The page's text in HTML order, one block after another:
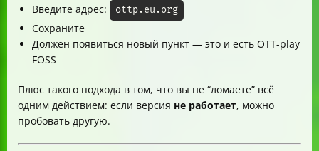
Введите адрес:
ottp.eu.org
Сохраните
Должен появиться новый пункт — это и есть OTT-play
FOSS
Плюс такого подхода в том, что вы не “ломаете” всё
одним действием: если версия не работает, можно
пробовать другую.